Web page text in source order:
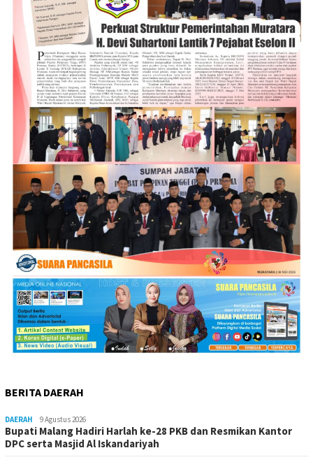
BERITA DAERAH
DAERAH 9 Agustus 2026
Bupati Malang Hadiri Harlah ke-28 PKB dan Resmikan Kantor
DPC serta Masjid Al Iskandariyah